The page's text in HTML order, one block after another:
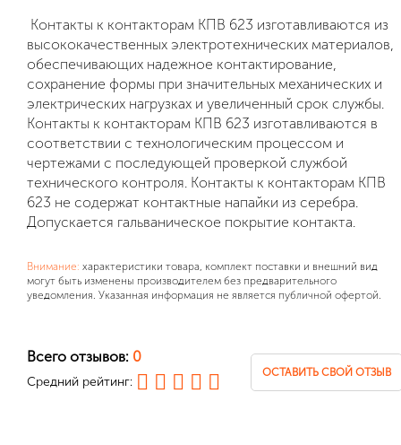
Контакты к контакторам КПВ 623 изготавливаются из
высококачественных электротехнических материалов,
обеспечивающих надежное контактирование,
сохранение формы при значительных механических и
электрических нагрузках и увеличенный срок службы.
Контакты к контакторам КПВ 623 изготавливаются в
соответствии с технологическим процессом и
чертежами с последующей проверкой службой
технического контроля. Контакты к контакторам КПВ
623 не содержат контактные напайки из серебра.
Допускается гальваническое покрытие контакта.
Внимание: характеристики товара, комплект поставки и внешний вид
могут быть изменены производителем без предварительного
уведомления. Указанная информация не является публичной офертой.
Всего отзывов: 0
Средний рейтинг:
ОСТАВИТЬ СВОЙ ОТЗЫВ